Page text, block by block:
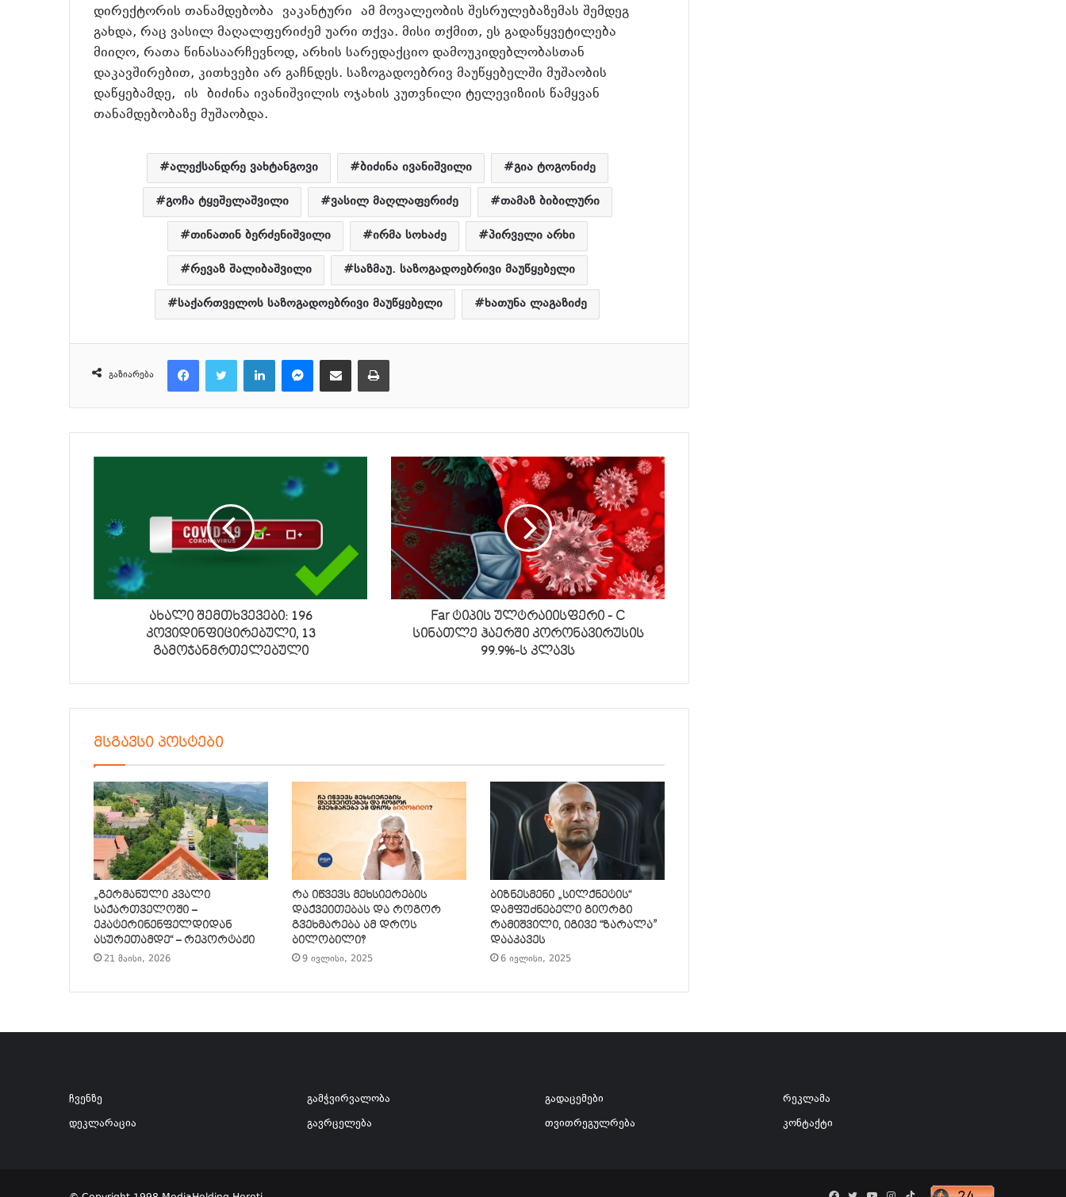
დირექტორის თანამდებობა ვაკანტური ამ მოვალეობის შესრულებაზემას შემდეგ
გახდა, რაც ვასილ მაღალფერიძემ უარი თქვა. მისი თქმით, ეს გადაწყვეტილება
მიიღო, რათა წინასაარჩევნოდ, არხის სარედაქციო დამოუკიდებლობასთან
დაკავშირებით, კითხვები არ გაჩნდეს. საზოგადოებრივ მაუწყებელში მუშაობის
დაწყებამდე, ის ბიძინა ივანიშვილის ოჯახის კუთვნილი ტელევიზიის წამყვან
თანამდებობაზე მუშაობდა.
ალექსანდრე ვახტანგოვი ბიძინა ივანიშვილი
გია ტოგონიძე
გოჩა ტყეშელაშვილი
ვასილ მაღლაფერიძე
თამაზ ბიბილური
თინათინ ბერძენიშვილი
ირმა სოხაძე
პირველი არხი
რევაზ შალიბაშვილი
საზმაუ. საზოგადოებრივი მაუწყებელი
საქართველოს საზოგადოებრივი მაუწყებელი
ხათუნა ლაგაზიძე
გაზიარება
ახალი შემთხვევები: 196
კოვიდინფიცირებული, 13
გამოჯანმრთელებული
Far ტიპის ულტრაიისფერი - C
სინათლე ჰაერში კორონავირუსის
99.9%-ს კლავს
მსგავსი პოსტები
„გერმანული კვალი
საქართველოში –
ეკატერინენფელდიდან
ასურეთამდე“ – რეპორტაჟი
21 მაისი, 2026
რა იწვევს მეხსიერების
დაქვეითებას და როგორ
გვეხმარება ამ დროს
ბილობილი?
9 ივლისი, 2025
ბიზნესმენი „სილქნეტის“
დამფუძნებელი გიორგი
რამიშვილი, იგივე “ზარალა”
დააკავეს
6 ივლისი, 2025
ჩვენზე
დეკლარაცია
გამჭვირვალობა
გავრცელება
გადაცემები
თვითრეგულრება
რეკლამა
კონტაქტი